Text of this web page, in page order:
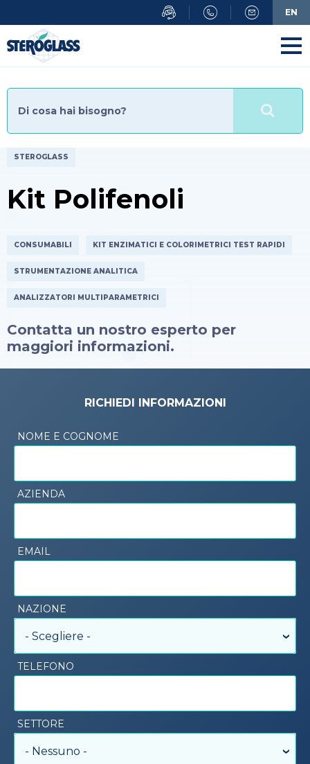
al
contenuto
principale
STEROGLASS
Kit Polifenoli
CONSUMABILI KIT ENZIMATICI E COLORIMETRICI TEST RAPIDI
STRUMENTAZIONE ANALITICA
ANALIZZATORI MULTIPARAMETRICI
Contatta un nostro esperto per
maggiori informazioni.
RICHIEDI INFORMAZIONI
NOME E COGNOME
AZIENDA
EMAIL
NAZIONE
- Scegliere -
TELEFONO
SETTORE
- Nessuno -
EN